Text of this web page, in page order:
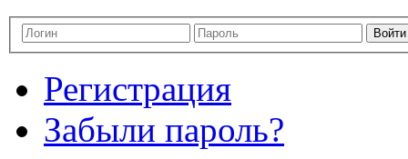
Регистрация
Забыли пароль?